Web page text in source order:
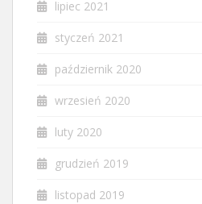
lipiec 2021
styczeń 2021
październik 2020
wrzesień 2020
luty 2020
grudzień 2019
listopad 2019